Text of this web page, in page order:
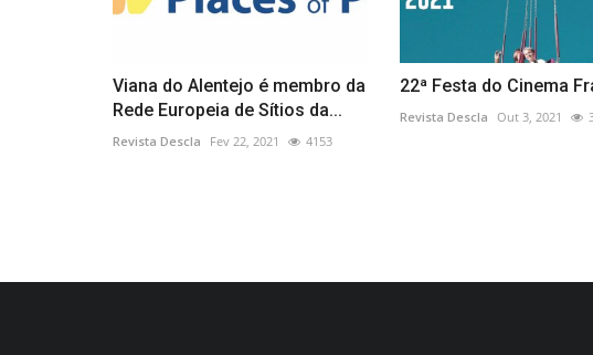
Viana do Alentejo é membro da
Rede Europeia de Sítios da...
Revista Descla Fev 22, 2021 4153
22ª Festa do Cinema
Revista Descla Out 3, 2021